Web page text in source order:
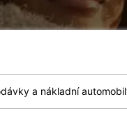
a nákladní